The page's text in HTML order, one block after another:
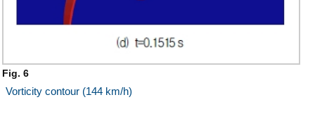
Fig. 6
Vorticity contour (144 km/h)